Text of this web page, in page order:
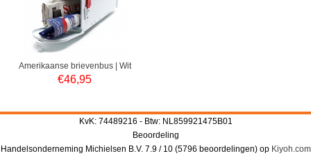
Amerikaanse brievenbus | Wit
€46,95
KvK: 74489216 - Btw: NL859921475B01
Beoordeling
Handelsonderneming Michielsen B.V. 7.9/ 10(5796 beoordelingen) op Kiyoh.com